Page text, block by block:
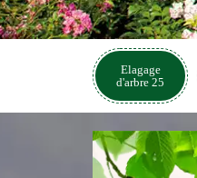
Elagage
d'arbre 25